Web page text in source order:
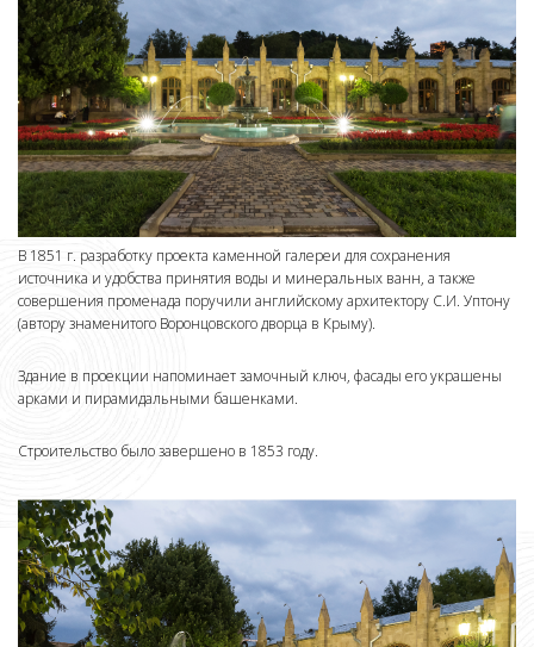
В 1851 г. разработку проекта каменной галереи для сохранения
источника и удобства принятия воды и минеральных ванн, а также
совершения променада поручили английскому архитектору С.И. Уптону
(автору знаменитого Воронцовского дворца в Крыму).
Здание в проекции напоминает замочный ключ, фасады его украшены
арками и пирамидальными башенками.
Строительство было завершено в 1853 году.